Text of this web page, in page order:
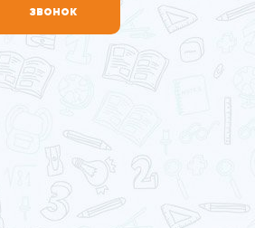
звонок